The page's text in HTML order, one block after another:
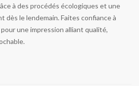
à des procédés écologiques et une
dès le lendemain. Faites confiance à
une impression alliant qualité,